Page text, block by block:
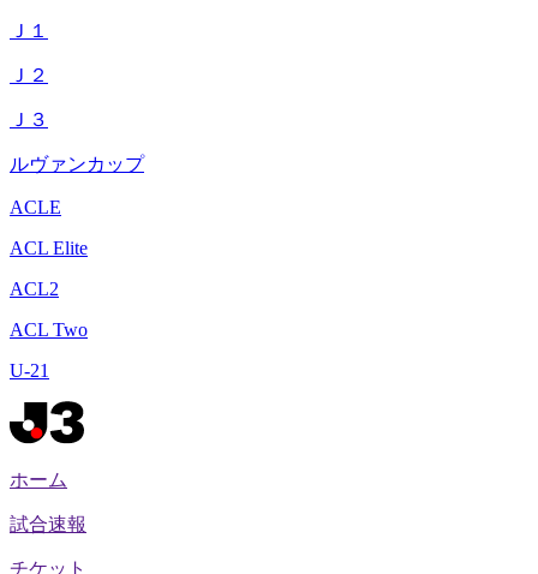
Ｊ１
Ｊ２
Ｊ３
ルヴァンカップ
ACLE
ACL Elite
ACL2
ACL Two
U-21
ホーム
試合速報
チケット